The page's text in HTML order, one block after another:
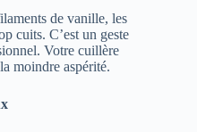
de vanille, les
cuits. C’est un geste
Votre cuillère
moindre aspérité.